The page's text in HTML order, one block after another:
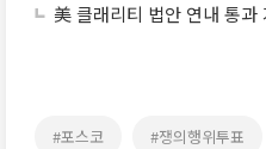
美 클래리티 법안 연내 통
#포스코 #쟁의행위투표